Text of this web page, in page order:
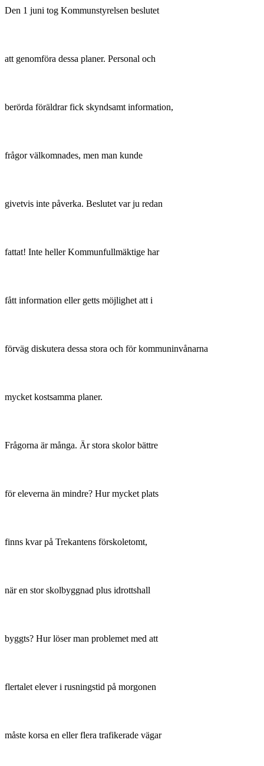
Den 1 juni tog Kommunstyrelsen beslutet
att genomföra dessa planer. Personal och
berörda föräldrar fick skyndsamt information,
frågor välkomnades, men man kunde
givetvis inte påverka. Beslutet var ju redan
fattat! Inte heller Kommunfullmäktige har
fått information eller getts möjlighet att i
förväg diskutera dessa stora och för kommuninvånarna
mycket kostsamma planer.
Frågorna är många. Är stora skolor bättre
för eleverna än mindre? Hur mycket plats
finns kvar på Trekantens förskoletomt,
när en stor skolbyggnad plus idrottshall
byggts? Hur löser man problemet med att
flertalet elever i rusningstid på morgonen
måste korsa en eller flera trafikerade vägar